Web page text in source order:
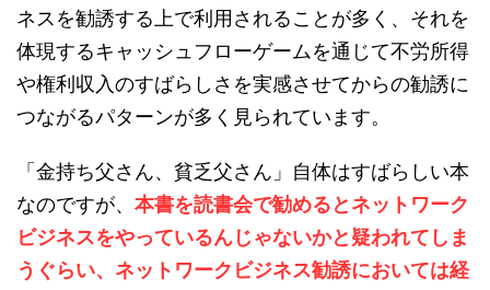
ネスを勧誘する上で利用されることが多く、それを
体現するキャッシュフローゲームを通じて不労所得
や権利収入のすばらしさを実感させてからの勧誘に
つながるパターンが多く見られています。
「金持ち父さん、貧乏父さん」自体はすばらしい本
なのですが、 本書を読書会で勧めるとネットワーク
ビジネスをやっているんじゃないかと疑われてしま
うぐらい、ネットワークビジネス勧誘においては経